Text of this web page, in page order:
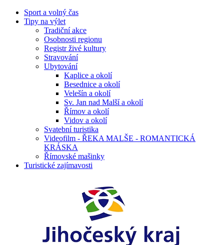
Sport a volný čas
Tipy na výlet
Tradiční akce
Osobnosti regionu
Registr živé kultury
Stravování
Ubytování
Kaplice a okolí
Besednice a okolí
Velešín a okolí
Sv. Jan nad Malší a okolí
Římov a okolí
Vidov a okolí
Svatební turistika
Videofilm - ŘEKA MALŠE - ROMANTICKÁ
KRÁSKA
Římovské mašinky
Turistické zajímavosti